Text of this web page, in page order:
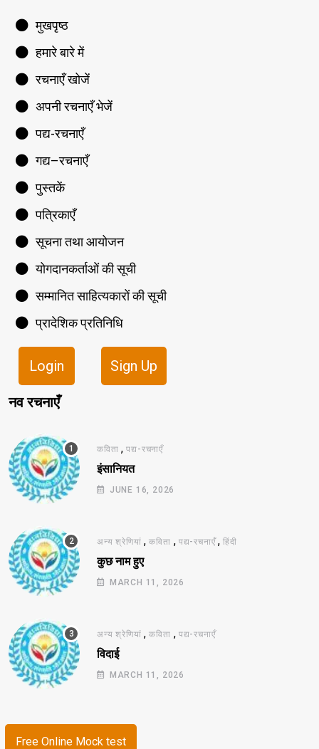
मुखपृष्ठ
हमारे बारे में
रचनाएँ खोजें
अपनी रचनाएँ भेजें
पद्य-रचनाएँ
गद्य–रचनाएँ
पुस्तकें
पत्रिकाएँ
सूचना तथा आयोजन
योगदानकर्ताओं की सूची
सम्मानित साहित्यकारों की सूची
प्रादेशिक प्रतिनिधि
Login Sign Up
नव रचनाएँ
कविता ,पद्य-रचनाएँ
इंसानियत
JUNE 16, 2026
अन्य श्रेणियां ,कविता , पद्य-रचनाएँ,हिंदी
कुछ नाम हुए
MARCH 11, 2026
अन्य श्रेणियां ,कविता , पद्य-रचनाएँ
विदाई
MARCH 11, 2026
Free Online Mock test